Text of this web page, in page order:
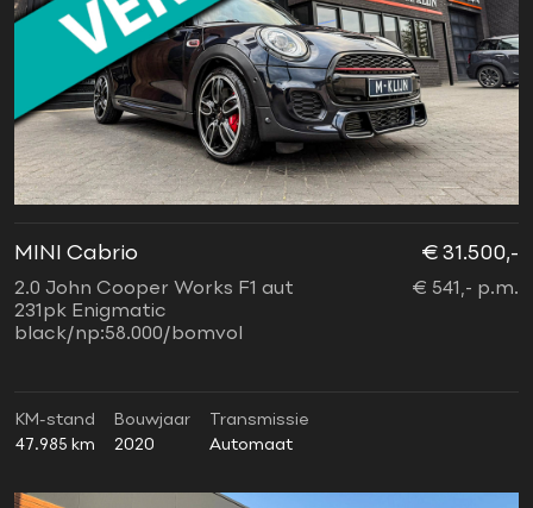
MINI Cabrio
2.0 John Cooper Works F1 aut
231pk Enigmatic
black/np:58.000/bomvol
€ 31.500,-
€ 541,- p.m.
KM-stand
47.985 km
Bouwjaar
2020
Transmissie
Automaat